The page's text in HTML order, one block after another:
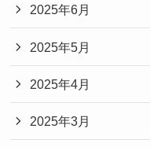
2025年6月
2025年5月
2025年4月
2025年3月